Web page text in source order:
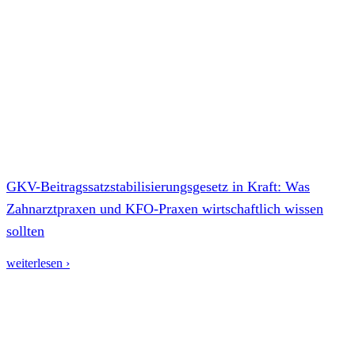
GKV-Beitragssatzstabilisierungsgesetz in Kraft: Was
Zahnarztpraxen und KFO-Praxen wirtschaftlich wissen
sollten
weiterlesen ›